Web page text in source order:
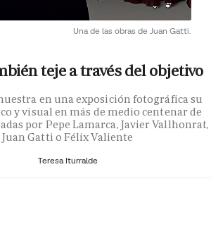
Una de las obras de Juan Gatti.
teje a través del objetivo
en una exposición fotográfica su
y visual en más de medio centenar de
por Pepe Lamarca, Javier Vallhonrat,
Juan Gatti o Félix Valiente
Teresa Iturralde